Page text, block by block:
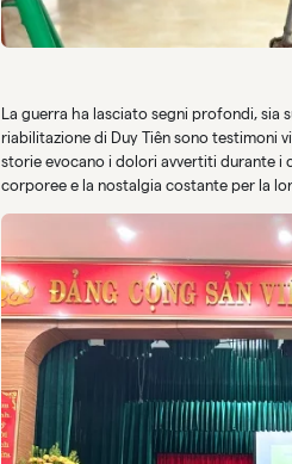
La guerra ha lasciato segni profondi, sia
riabilitazione di Duy Tiên sono testimoni
storie evocano i dolori avvertiti durante i
corporee e la nostalgia costante per la